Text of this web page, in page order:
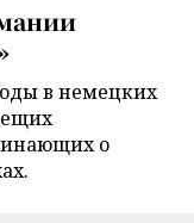
в немецких
о